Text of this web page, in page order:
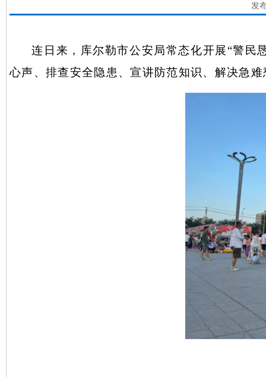
发
连日来，库尔勒市公安局常态化开展“警民
心声、排查安全隐患、宣讲防范知识、解决急难